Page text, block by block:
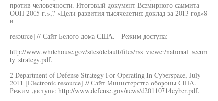
против человечности. Итоговый документ Всемирного саммита
ООН 2005 г.»,7 «Цели развития тысячелетия: доклад за 2013 год»8
и
resource] // Сайт Белого дома США. - Режим доступа:
http://www.whitehouse.gov/sites/default/fiIes/rss_viewer/national_securi
ty_strategy.pdf.
2 Department of Defense Strategy For Operating In Cyberspace, July
2011 [Electronic resource] // Сайт Министерства обороны США. -
Режим доступа: http://www.defense.gov/news/d20110714cyber.pdf.